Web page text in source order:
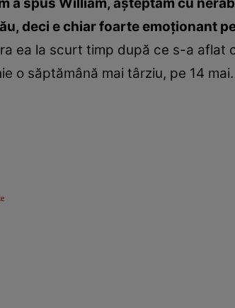
a spus William, aşteptăm cu
deci e chiar foarte emoţionant
ea la scurt timp după ce s-a aflat
o săptămână mai târziu, pe 14 mai.